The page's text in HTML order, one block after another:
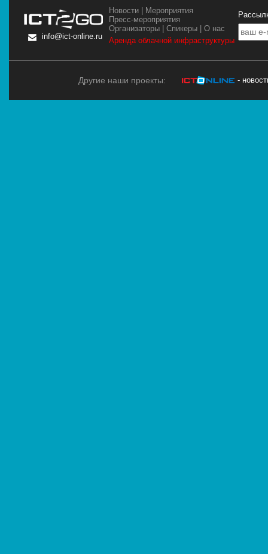
info@ict-online.ru
Новости | Мероприятия
Пресс-мероприятия
Организаторы |Спикеры |О нас
Аренда облачной инфраструктуры
Другие наши проекты: -